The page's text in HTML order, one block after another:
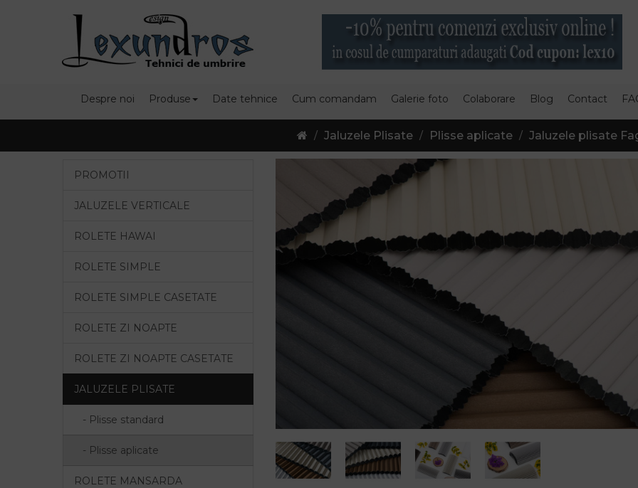
Despre noi Produse Date tehnice Cum comandam Galerie foto Colaborare Blog Contact
Jaluzele Plisate Plisse aplicate Jaluzele plisate
PROMOTII
JALUZELE VERTICALE
ROLETE HAWAI
ROLETE SIMPLE
ROLETE SIMPLE CASETATE
ROLETE ZI NOAPTE
ROLETE ZI NOAPTE CASETATE
JALUZELE PLISATE
- Plisse standard
- Plisse aplicate
ROLETE MANSARDA